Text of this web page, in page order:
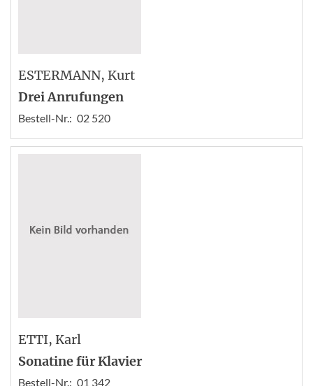
ESTERMANN, Kurt
Drei Anrufungen
Bestell-Nr.: 02 520
ETTI, Karl
Sonatine für Klavier
Bestell-Nr.: 01 342